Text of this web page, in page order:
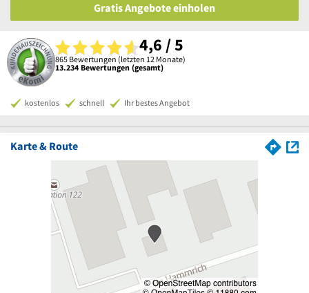
Gratis Angebote einholen
4,6 / 5
865 Bewertungen (letzten 12 Monate)
13.234 Bewertungen (gesamt)
kostenlos schnell Ihr bestes Angebot
Karte & Route